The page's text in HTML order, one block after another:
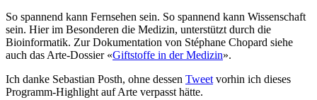
So spannend kann Fernsehen sein. So spannend kann Wissenschaft
sein. Hier im Besonderen die Medizin, unterstützt durch die
Bioinformatik. Zur Dokumentation von Stéphane Chopard siehe
auch das Arte-Dossier «Giftstoffe in der Medizin».
Ich danke Sebastian Posth, ohne dessen Tweet vorhin ich dieses
Programm-Highlight auf Arte verpasst hätte.